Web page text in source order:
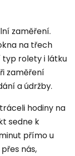
zaměření.
na třech
typ rolety i látku
zaměření
a údržby.
hodiny na
sedne k
přímo u
nás,